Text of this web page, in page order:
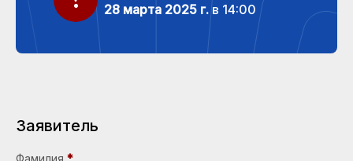
28 марта 2025 г. в 14:00
Заявитель
Фамилия